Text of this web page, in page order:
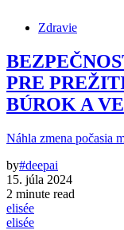
Zdravie
PRE
BÚROK A
Náhla zmena počasia
by#deepai
15. júla 2024
2 minute read
elisée
elisée